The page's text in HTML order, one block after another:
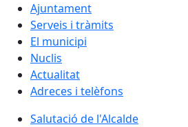
Ajuntament
Serveis i tràmits
El municipi
Nuclis
Actualitat
Adreces i telèfons
Salutació de l'Alcalde